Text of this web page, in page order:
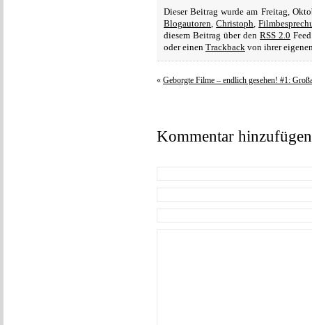
Dieser Beitrag wurde am Freitag,
Blogautoren,Christoph,
diesem Beitrag über den RSS 2.0
oder einen Trackback von ihrer
« Geborgte Filme – endlich gesehen! #1:
Kommentar hinzufügen